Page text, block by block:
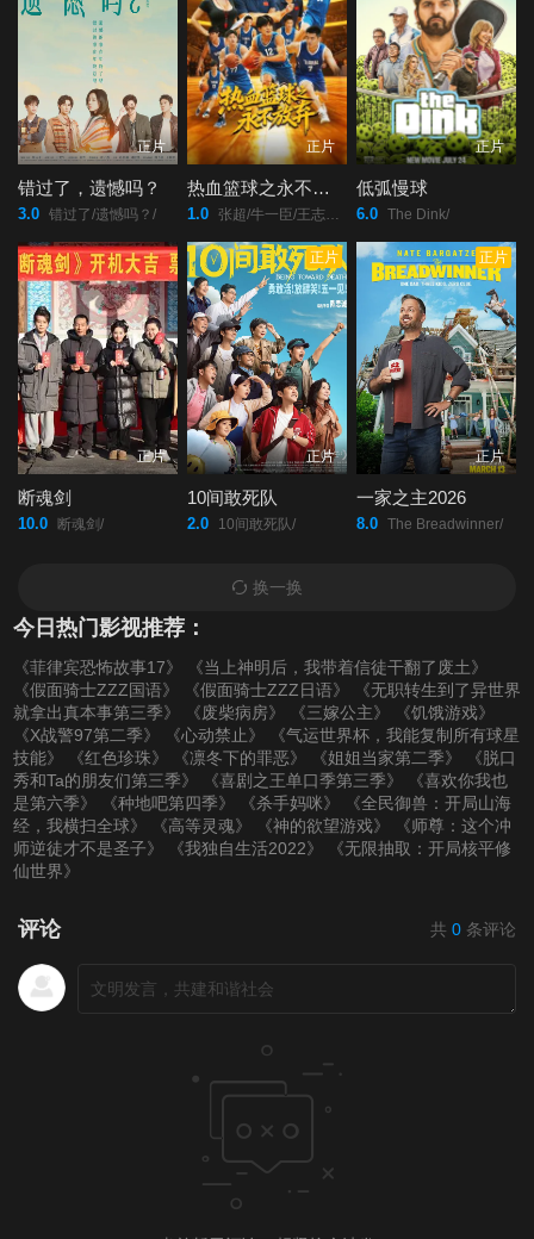
正片
错过了，遗憾吗？
3.0 错过了/遗憾吗？/
正片
热血篮球之永不放弃
1.0 张超/牛一臣/王志强/王云鹏/吴长青/
正片
低弧慢球
6.0 The Dink/
正片
断魂剑
10.0 断魂剑/
正片
正片
10间敢死队
2.0 10间敢死队/
正片
正片
一家之主2026
8.0 The Breadwinner/
换一换
今日热门影视推荐：
《菲律宾恐怖故事17》
《当上神明后，我带着信徒干翻了废土》
《假面骑士ZZZ国语》
《假面骑士ZZZ日语》
《无职转生到了异世界
就拿出真本事第三季》
《废柴病房》 《三嫁公主》
《饥饿游戏》
《X战警97第二季》
《心动禁止》
《气运世界杯，我能复制所有球星
技能》
《红色珍珠》 《凛冬下的罪恶》 《姐姐当家第二季》
《脱口
秀和Ta的朋友们第三季》
《喜剧之王单口季第三季》
《喜欢你我也
是第六季》
《种地吧第四季》 《杀手妈咪》
《全民御兽：开局山海
经，我横扫全球》
《高等灵魂》 《神的欲望游戏》
《师尊：这个冲
师逆徒才不是圣子》
《我独自生活2022》
《无限抽取：开局核平修
仙世界》
评论 共 0 条评论